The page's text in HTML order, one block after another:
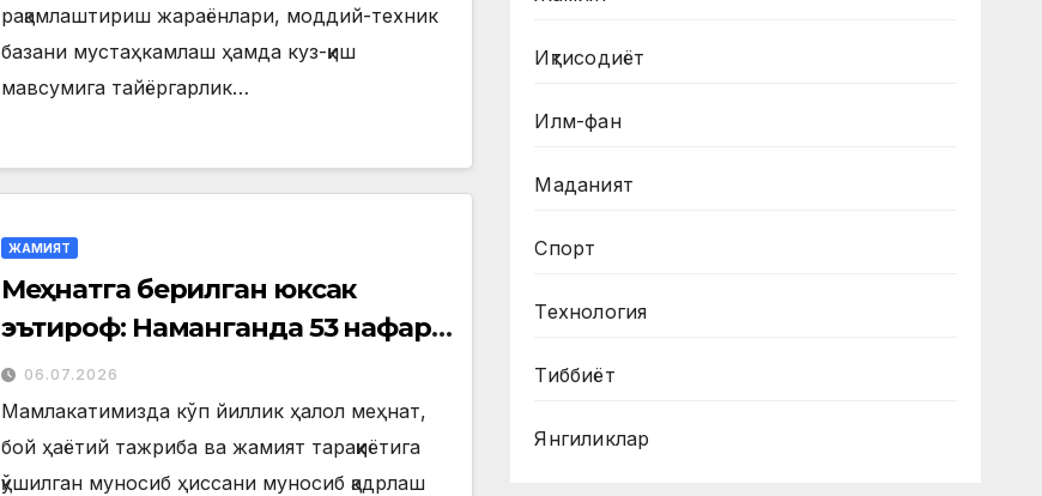
рақамлаштириш жараёнлари, моддий-техник
базани мустаҳкамлаш ҳамда куз-қиш
мавсумига тайёргарлик…
ЖАМИЯТ
Меҳнатга берилган юксак
эътироф: Наманганда 53 нафар
нуроний «Меҳнат фахрийси»
кўкрак нишони билан
тақдирланди
06.07.2026
Мамлакатимизда кўп йиллик ҳалол меҳнат,
бой ҳаётий тажриба ва жамият тараққиётига
қўшилган муносиб ҳиссани муносиб қадрлаш
Иқтисодиёт
Илм-фан
Маданият
Спорт
Технология
Тиббиёт
Янгиликлар